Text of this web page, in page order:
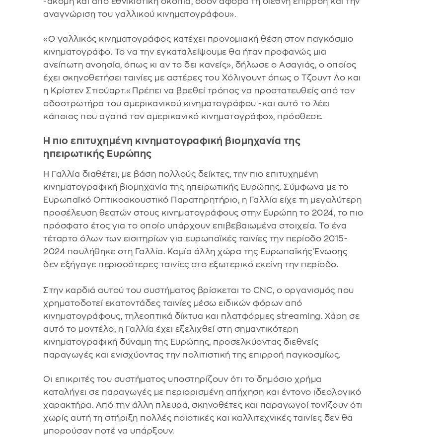
αναγνώριση του γαλλικού κινηματογράφου».
«Ο γαλλικός κινηματογράφος κατέχει προνομιακή θέση στον παγκόσμιο
κινηματογράφο. Το να την εγκαταλείψουμε θα ήταν προφανώς μια
ανείπωτη ανοησία, όπως κι αν το δει κανείς», δήλωσε ο Ασαγιάς, ο οποίος
έχει σκηνοθετήσει ταινίες με αστέρες του Χόλιγουντ όπως ο Τζουντ Λο και
η Κρίστεν Στιούαρτ.«Πρέπει να βρεθεί τρόπος να προστατευθείς από τον
οδοστρωτήρα του αμερικανικού κινηματογράφου -και αυτό το λέει
κάποιος που αγαπά τον αμερικανικό κινηματογράφο», πρόσθεσε.
Η πιο επιτυχημένη κινηματογραφική βιομηχανία της
ηπειρωτικής Ευρώπης
Η Γαλλία διαθέτει, με βάση πολλούς δείκτες, την πιο επιτυχημένη
κινηματογραφική βιομηχανία της ηπειρωτικής Ευρώπης. Σύμφωνα με το
Ευρωπαϊκό Οπτικοακουστικό Παρατηρητήριο, η Γαλλία είχε τη μεγαλύτερη
προσέλευση θεατών στους κινηματογράφους στην Ευρώπη το 2024, το πιο
πρόσφατο έτος για το οποίο υπάρχουν επιβεβαιωμένα στοιχεία. Το ένα
τέταρτο όλων των εισιτηρίων για ευρωπαϊκές ταινίες την περίοδο 2015-
2024 πουλήθηκε στη Γαλλία. Καμία άλλη χώρα της Ευρωπαϊκής Ένωσης
δεν εξήγαγε περισσότερες ταινίες στο εξωτερικό εκείνη την περίοδο.
Στην καρδιά αυτού του συστήματος βρίσκεται το CNC, ο οργανισμός που
χρηματοδοτεί εκατοντάδες ταινίες μέσω ειδικών φόρων από
κινηματογράφους, τηλεοπτικά δίκτυα και πλατφόρμες streaming. Χάρη σε
αυτό το μοντέλο, η Γαλλία έχει εξελιχθεί στη σημαντικότερη
κινηματογραφική δύναμη της Ευρώπης, προσελκύοντας διεθνείς
παραγωγές και ενισχύοντας την πολιτιστική της επιρροή παγκοσμίως.
Οι επικριτές του συστήματος υποστηρίζουν ότι το δημόσιο χρήμα
καταλήγει σε παραγωγές με περιορισμένη απήχηση και έντονο ιδεολογικό
χαρακτήρα. Από την άλλη πλευρά, σκηνοθέτες και παραγωγοί τονίζουν ότι
χωρίς αυτή τη στήριξη πολλές ποιοτικές και καλλιτεχνικές ταινίες δεν θα
μπορούσαν ποτέ να υπάρξουν.